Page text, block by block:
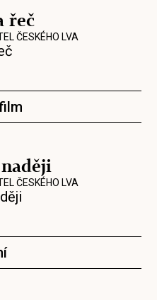
řeč
ČESKÉHO LVA
ČESKÉHO LVA